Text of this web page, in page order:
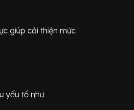
giúp cải thiện mức
yếu tố như